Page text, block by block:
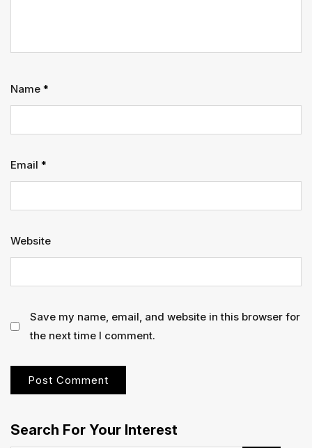
Name *
Email *
Website
Save my name, email, and website in this browser for
the next time I comment.
Search For Your Interest